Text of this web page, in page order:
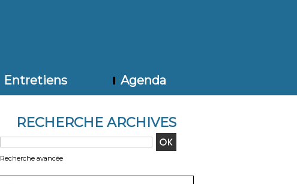
Entretiens Agenda
RECHERCHE ARCHIVES
Recherche avancée